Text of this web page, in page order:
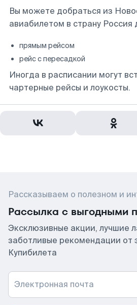
Вы можете добраться из
авиабилетом в страну Россия
прямым рейсом
рейс с пересадкой
Иногда в расписании могут
чартерные рейсы и лоукосты.
Рассказываем о полезном и
Рассылка с выгодными
Эксклюзивные акции, лучшие
заботливые рекомендации от
Купибилета
Электронная почта